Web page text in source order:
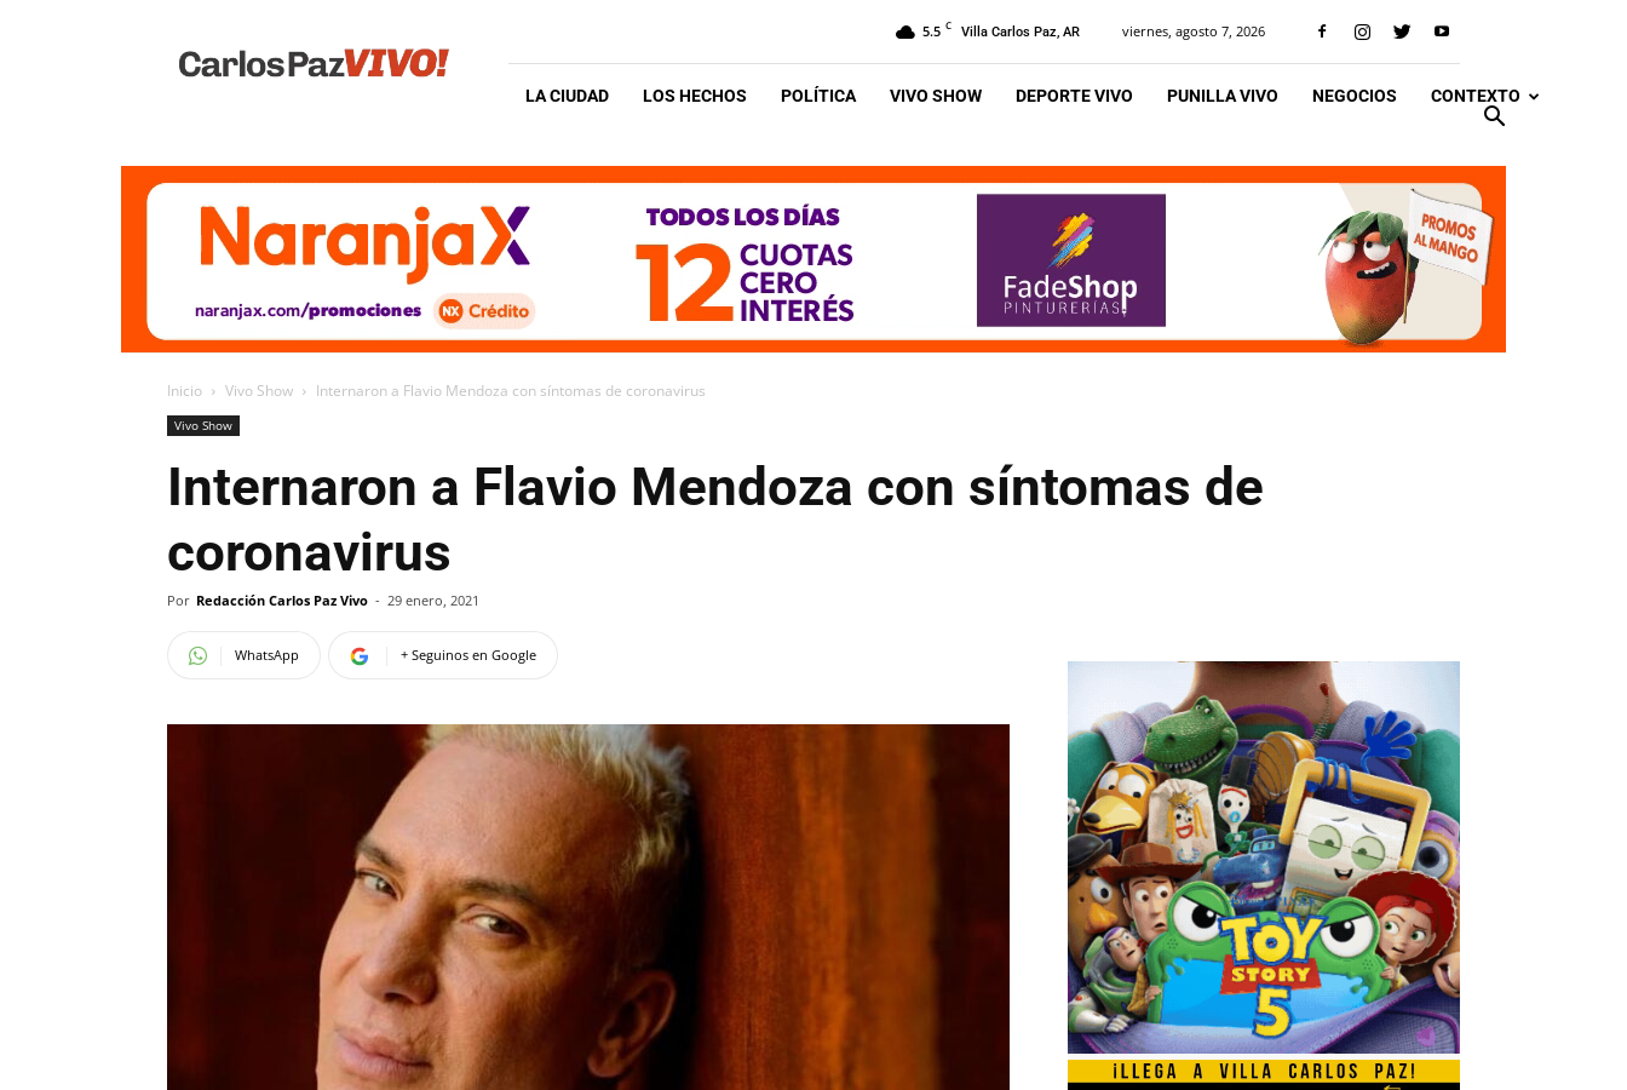
Vivo
5.5 C Villa Carlos Paz, AR viernes, agosto 7, 2026
LA CIUDAD LOS HECHOS POLÍTICA VIVO SHOW DEPORTE VIVO PUNILLA VIVO NEGOCIOS CONTEXTO
Inicio Vivo Show Internaron a Flavio Mendoza con síntomas de coronavirus
Vivo Show
Internaron a Flavio Mendoza con síntomas de
coronavirus
Por Redacción Carlos Paz Vivo - 29 enero, 2021
WhatsApp + Seguinos en Google